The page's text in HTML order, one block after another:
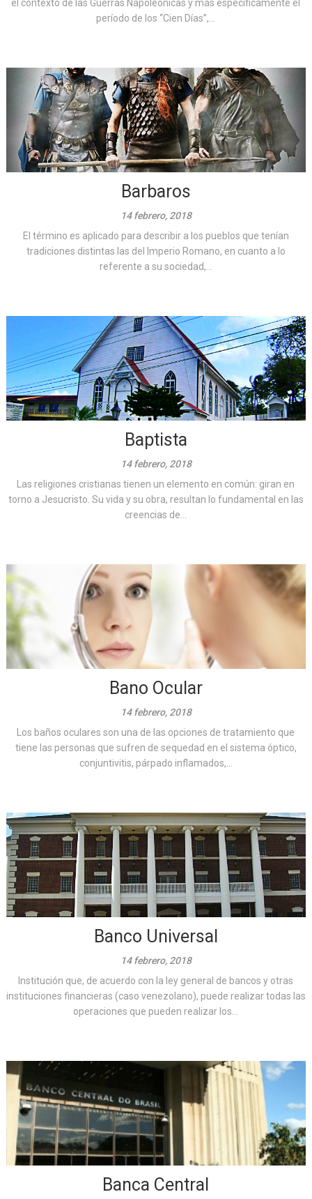
el contexto de las Guerras Napoleónicas y más específicamente el
período de los “Cien Días”,...
Barbaros
14 febrero, 2018
El término es aplicado para describir a los pueblos que tenían
tradiciones distintas las del Imperio Romano, en cuanto a lo
referente a su sociedad,...
Baptista
14 febrero, 2018
Las religiones cristianas tienen un elemento en común: giran en
torno a Jesucristo. Su vida y su obra, resultan lo fundamental en las
creencias de...
Bano Ocular
14 febrero, 2018
Los baños oculares son una de las opciones de tratamiento que
tiene las personas que sufren de sequedad en el sistema óptico,
conjuntivitis, párpado inflamados,...
Banco Universal
14 febrero, 2018
Institución que, de acuerdo con la ley general de bancos y otras
instituciones financieras (caso venezolano), puede realizar todas las
operaciones que pueden realizar los...
Banca Central